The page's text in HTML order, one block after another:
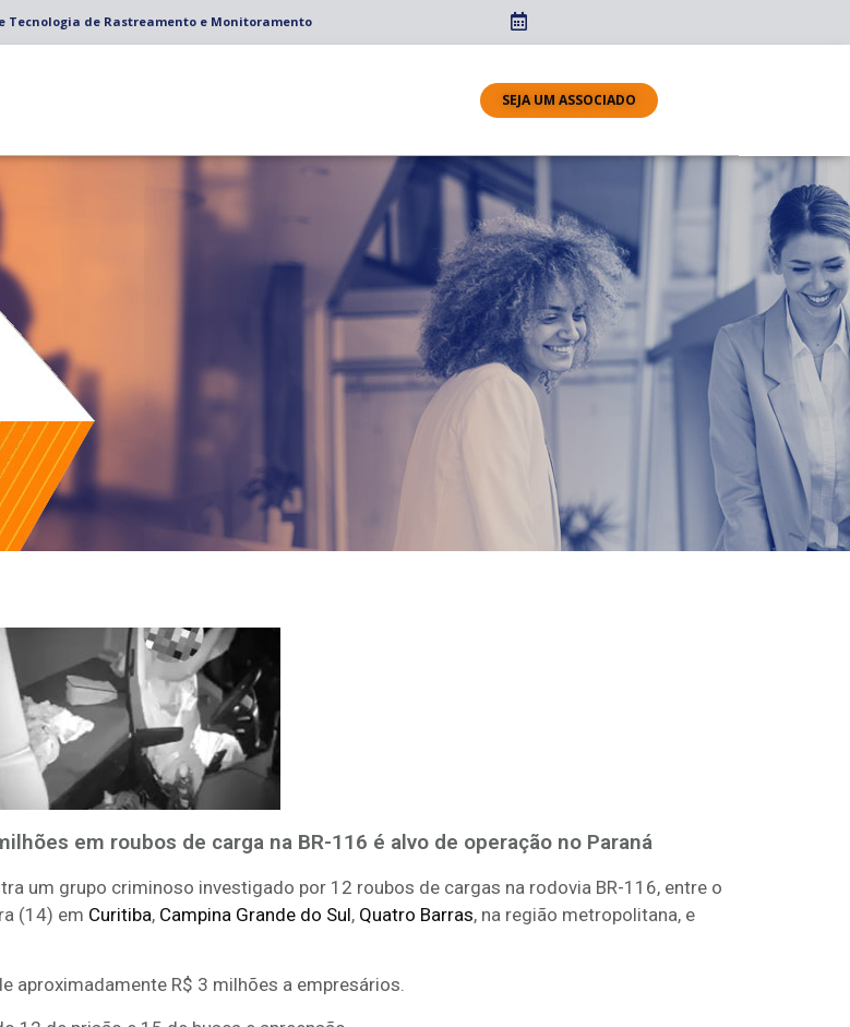
Tecnologia de Rastreamento e Monitoramento
SEJA UM ASSOCIADO
em roubos de carga na BR-116 é alvo de operação no Paraná
um grupo criminoso investigado por 12 roubos de cargas na rodovia BR-116, entre o
(14) em Curitiba, Campina Grande do Sul, Quatro Barras, na região metropolitana, e
aproximadamente R$ 3 milhões a empresários.